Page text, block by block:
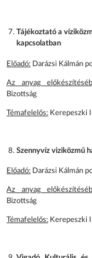
Tájékoztató a
kapcsolatban
Előadó: Darázsi Kálmán
Az anyag
Bizottság
Témafelelős: Kerepeszki
Szennyvíz viziközmű
Előadó: Darázsi Kálmán
Az anyag
Bizottság
Témafelelős: Kerepeszki